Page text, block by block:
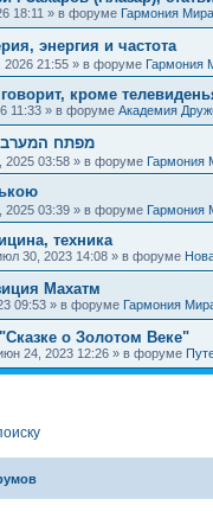
18:11 » в форуме Гармония Мира
энергия и частота
2026 21:55 » в форуме Гармония
кроме
11:33 » в форуме Академия
מפתח
2025 03:58 » в форуме Гармония
2025 03:39 » в форуме Гармония
техника
30, 2023 14:08 » в форуме
Махатм
09:53 » в форуме Гармония
о Золотом Веке"
24, 2023 12:26 » в форуме